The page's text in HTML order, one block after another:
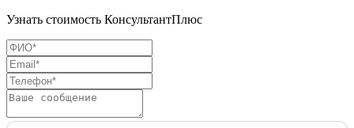
Узнать стоимость КонсультантПлюс